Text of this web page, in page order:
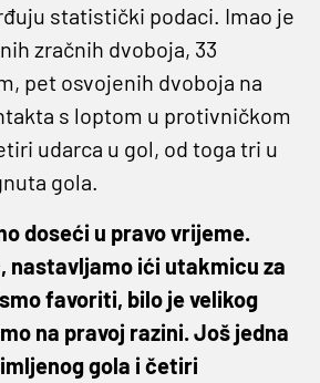
statistički podaci. Imao je
zračnih dvoboja, 33
pet osvojenih dvoboja na
s loptom u protivničkom
udarca u gol, od toga tri u
gola.
doseći u pravo vrijeme.
nastavljamo ići utakmicu za
favoriti, bilo je velikog
na pravoj razini. Još jedna
gola i četiri